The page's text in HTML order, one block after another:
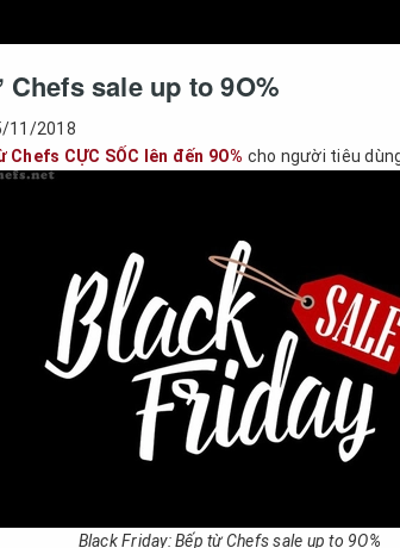
sale up to 9O%
11/2018
CỰC SỐC lên đến 9O% cho người tiêu
Black Friday: Bếp từ Chefs sale up to 9O%